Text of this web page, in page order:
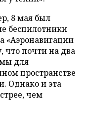
8 мая был
беспилотники
«Аэронавигации
что почти на два
для
пространстве
Однако и эта
чем